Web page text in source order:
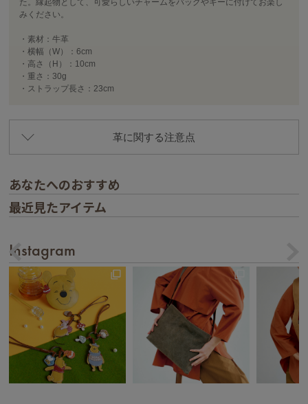
た。縁起物として、可愛らしいチャームをバッグやキーに付けてお楽し
みください。
・素材：牛革
・横幅（W）：6cm
・高さ（H）：10cm
・重さ：30g
・ストラップ長さ：23cm
革に関する注意点
あなたへのおすすめ
最近見たアイテム
Instagram